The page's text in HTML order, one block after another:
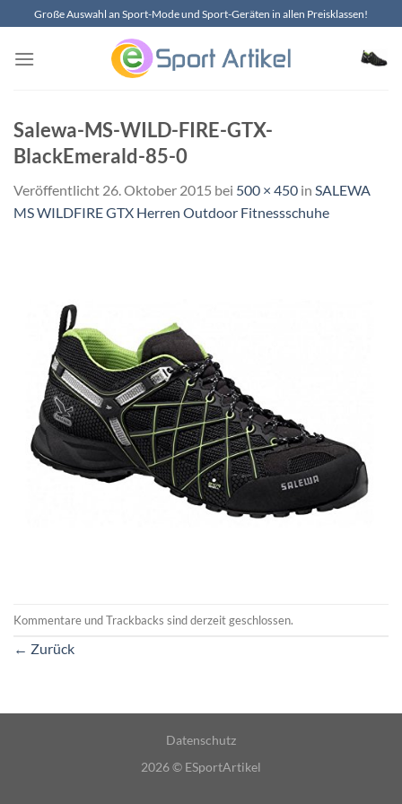
Inhalt
springen
Große Auswahl an Sport-Mode und Sport-Geräten in allen Preisklassen!
Salewa-MS-WILD-FIRE-GTX-
BlackEmerald-85-0
Veröffentlicht 26. Oktober 2015 bei 500 × 450 in SALEWA
MS WILDFIRE GTX Herren Outdoor Fitnessschuhe
Kommentare und Trackbacks sind derzeit geschlossen.
← Zurück
Datenschutz
2026 © ESportArtikel